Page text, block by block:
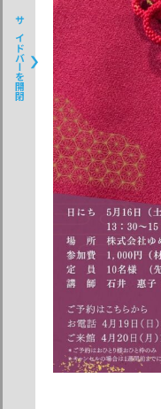
サイドバーを開閉